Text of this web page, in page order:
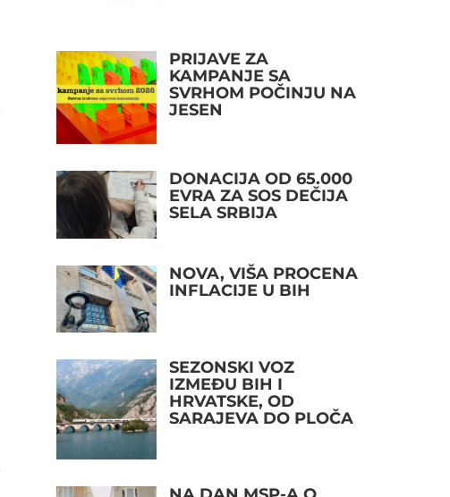
PRIJAVE ZA
KAMPANJE SA
SVRHOM POČINJU NA
JESEN
DONACIJA OD 65.000
EVRA ZA SOS DEČIJA
SELA SRBIJA
NOVA, VIŠA PROCENA
INFLACIJE U BIH
SEZONSKI VOZ
IZMEĐU BIH I
HRVATSKE, OD
SARAJEVA DO PLOČA